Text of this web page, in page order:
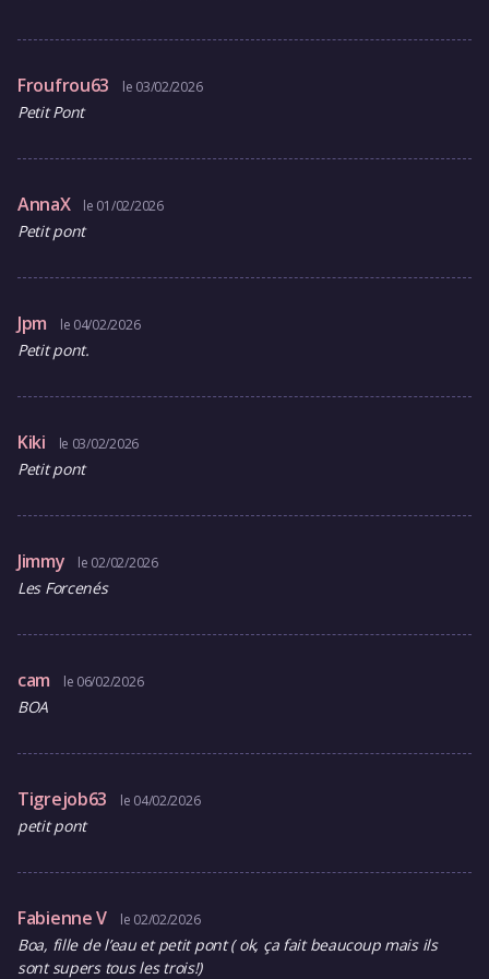
Froufrou63 le 03/02/2026
Petit Pont
AnnaX le 01/02/2026
Petit pont
Jpm le 04/02/2026
Petit pont.
Kiki le 03/02/2026
Petit pont
Jimmy le 02/02/2026
Les Forcenés
cam le 06/02/2026
BOA
Tigrejob63 le 04/02/2026
petit pont
Fabienne V le 02/02/2026
Boa, fille de l’eau et petit pont ( ok, ça fait beaucoup mais ils
sont supers tous les trois!)